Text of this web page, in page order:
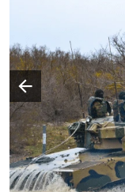
Poprzedni slajd